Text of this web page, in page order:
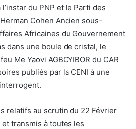
l’instar du PNP et le Parti des
Cohen Ancien sous-
Africaines du Gouvernement
dans une boule de cristal, le
Me Yaovi AGBOYIBOR du CAR
publiés par la CENI à une
relatifs au scrutin du 22 Février
transmis à toutes les